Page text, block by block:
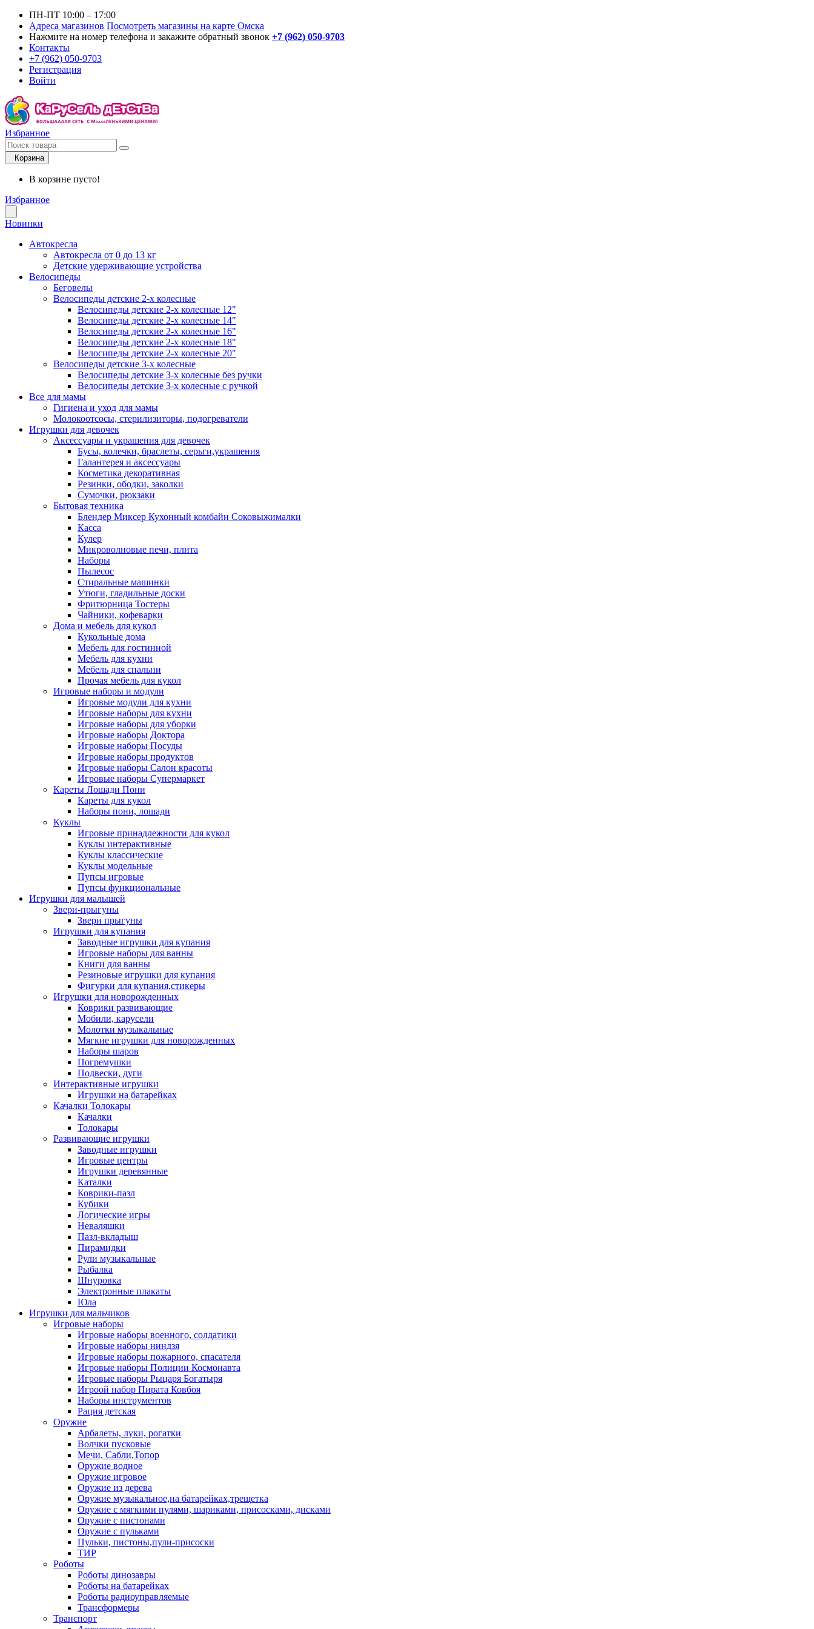
ПН-ПТ 10:00 – 17:00
Адреса магазинов Посмотреть магазины на карте Омска
Нажмите на номер телефона и закажите обратный звонок +7 (962) 050-9703
Контакты
+7 (962) 050-9703
Регистрация
Войти
Избранное
Корзина
В корзине пусто!
Избранное
Новинки
Автокресла
Автокресла от 0 до 13 кг
Детские удерживающие устройства
Велосипеды
Беговелы
Велосипеды детские 2-х колесные
Велосипеды детские 2-х колесные 12"
Велосипеды детские 2-х колесные 14"
Велосипеды детские 2-х колесные 16"
Велосипеды детские 2-х колесные 18"
Велосипеды детские 2-х колесные 20"
Велосипеды детские 3-х колесные
Велосипеды детские 3-х колесные без ручки
Велосипеды детские 3-х колесные с ручкой
Все для мамы
Гигиена и уход для мамы
Молокоотсосы, стерилизиторы, подогреватели
Игрушки для девочек
Аксессуары и украшения для девочек
Бусы, колечки, браслеты, серьги,украшения
Галантерея и аксессуары
Косметика декоративная
Резинки, ободки, заколки
Сумочки, рюкзаки
Бытовая техника
Блендер Миксер Кухонный комбайн Соковыжималки
Касса
Кулер
Микроволновые печи, плита
Наборы
Пылесос
Стиральные машинки
Утюги, гладильные доски
Фритюрница Тостеры
Чайники, кофеварки
Дома и мебель для кукол
Кукольные дома
Мебель для гостинной
Мебель для кухни
Мебель для спальни
Прочая мебель для кукол
Игровые наборы и модули
Игровые модули для кухни
Игровые наборы для кухни
Игровые наборы для уборки
Игровые наборы Доктора
Игровые наборы Посуды
Игровые наборы продуктов
Игровые наборы Салон красоты
Игровые наборы Супермаркет
Кареты Лошади Пони
Кареты для кукол
Наборы пони, лошади
Куклы
Игровые принадлежности для кукол
Куклы интерактивные
Куклы классические
Куклы модельные
Пупсы игровые
Пупсы функциональные
Игрушки для малышей
Звери-прыгуны
Звери прыгуны
Игрушки для купания
Заводные игрушки для купания
Игровые наборы для ванны
Книги для ванны
Резиновые игрушки для купания
Фигурки для купания,стикеры
Игрушки для новорожденных
Коврики развивающие
Мобили, карусели
Молотки музыкальные
Мягкие игрушки для новорожденных
Наборы шаров
Погремушки
Подвески, дуги
Интерактивные игрушки
Игрушки на батарейках
Качалки Толокары
Качалки
Толокары
Развивающие игрушки
Заводные игрушки
Игровые центры
Игрушки деревянные
Каталки
Коврики-пазл
Кубики
Логические игры
Неваляшки
Пазл-вкладыш
Пирамидки
Рули музыкальные
Рыбалка
Шнуровка
Электронные плакаты
Юла
Игрушки для мальчиков
Игровые наборы
Игровые наборы военного, солдатики
Игровые наборы ниндзя
Игровые наборы пожарного, спасателя
Игровые наборы Полиции Космонавта
Игровые наборы Рыцаря Богатыря
Игроой набор Пирата Ковбоя
Наборы инструментов
Рация детская
Оружие
Арбалеты, луки, рогатки
Волчки пусковые
Мечи, Сабли,Топор
Оружие водное
Оружие игровое
Оружие из дерева
Оружие музыкальное,на батарейках,трещетка
Оружие с мягкими пулями, шариками, присосками, дисками
Оружие с пистонами
Оружие с пульками
Пульки, пистоны,пули-присоски
ТИР
Роботы
Роботы динозавры
Роботы на батарейках
Роботы радиоуправляемые
Трансформеры
Транспорт